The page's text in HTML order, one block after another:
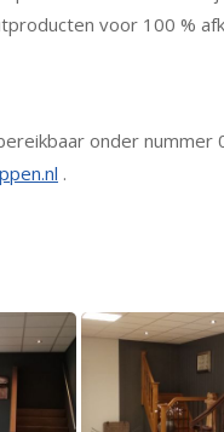
voor 100 %
onder nummer
.